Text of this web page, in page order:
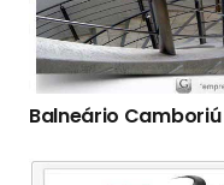
Balneário